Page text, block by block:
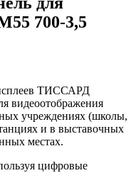
700-3,5
ТИССАРД
видеоотображения
учреждениях (школы,
и в выставочных
местах.
цифровые